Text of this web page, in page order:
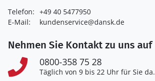
Telefon: +49 40 5477950
E-Mail:
kundenservice@dansk.de
Nehmen Sie Kontakt zu uns auf
0800-358 75 28
Täglich von 9 bis 22 Uhr für Sie da.